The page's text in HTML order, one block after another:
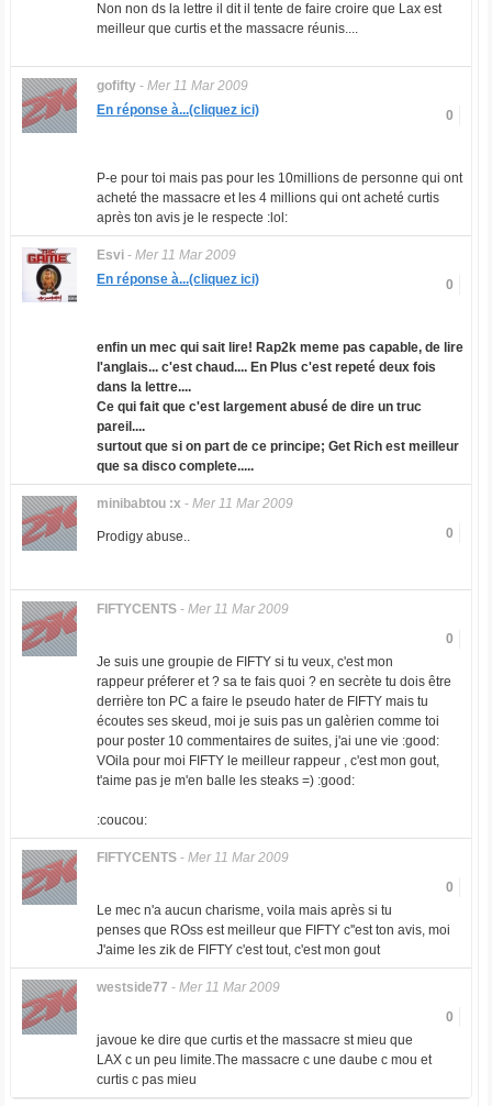
Non non ds la lettre il dit il tente de faire croire que Lax est
meilleur que curtis et the massacre réunis....
gofifty- Mer 11 Mar 2009
0
En réponse à...(cliquez ici)
P-e pour toi mais pas pour les 10millions de personne qui ont
acheté the massacre et les 4 millions qui ont acheté curtis
après ton avis je le respecte :lol:
Esvi- Mer 11 Mar 2009
0
En réponse à...(cliquez ici)
enfin un mec qui sait lire! Rap2k meme pas capable, de lire
l'anglais... c'est chaud.... En Plus c'est repeté deux fois
dans la lettre....
Ce qui fait que c'est largement abusé de dire un truc
pareil....
surtout que si on part de ce principe; Get Rich est meilleur
que sa disco complete.....
minibabtou :x - Mer 11 Mar 2009
0
Prodigy abuse..
FIFTYCENTS- Mer 11 Mar 2009
0
Je suis une groupie de FIFTY si tu veux, c'est mon
rappeur préferer et ? sa te fais quoi ? en secrète tu dois être
derrière ton PC a faire le pseudo hater de FIFTY mais tu
écoutes ses skeud, moi je suis pas un galèrien comme toi
pour poster 10 commentaires de suites, j'ai une vie :good:
VOila pour moi FIFTY le meilleur rappeur , c'est mon gout,
t'aime pas je m'en balle les steaks =) :good:
:coucou:
FIFTYCENTS- Mer 11 Mar 2009
0
Le mec n'a aucun charisme, voila mais après si tu
penses que ROss est meilleur que FIFTY c''est ton avis, moi
J'aime les zik de FIFTY c'est tout, c'est mon gout
westside77 - Mer 11 Mar 2009
0
javoue ke dire que curtis et the massacre st mieu que
LAX c un peu limite.The massacre c une daube c mou et
curtis c pas mieu